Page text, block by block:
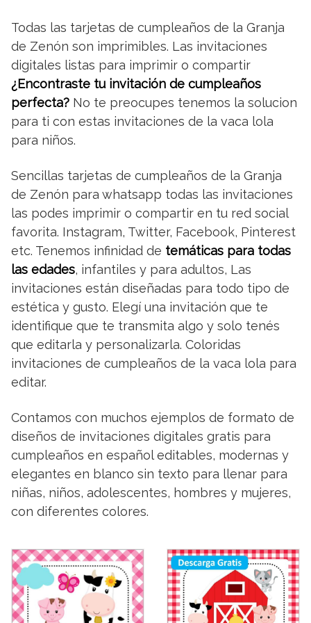
Todas las tarjetas de cumpleaños de la Granja
de Zenón son imprimibles. Las invitaciones
digitales listas para imprimir o compartir
¿Encontraste tu invitación de cumpleaños
perfecta? No te preocupes tenemos la solucion
para ti con estas invitaciones de la vaca lola
para niños.
Sencillas tarjetas de cumpleaños de la Granja
de Zenón para whatsapp todas las invitaciones
las podes imprimir o compartir en tu red social
favorita. Instagram, Twitter, Facebook, Pinterest
etc. Tenemos infinidad de temáticas para todas
las edades, infantiles y para adultos, Las
invitaciones están diseñadas para todo tipo de
estética y gusto. Elegí una invitación que te
identifique que te transmita algo y solo tenés
que editarla y personalizarla. Coloridas
invitaciones de cumpleaños de la vaca lola para
editar.
Contamos con muchos ejemplos de formato de
diseños de invitaciones digitales gratis para
cumpleaños en español editables, modernas y
elegantes en blanco sin texto para llenar para
niñas, niños, adolescentes, hombres y mujeres,
con diferentes colores.